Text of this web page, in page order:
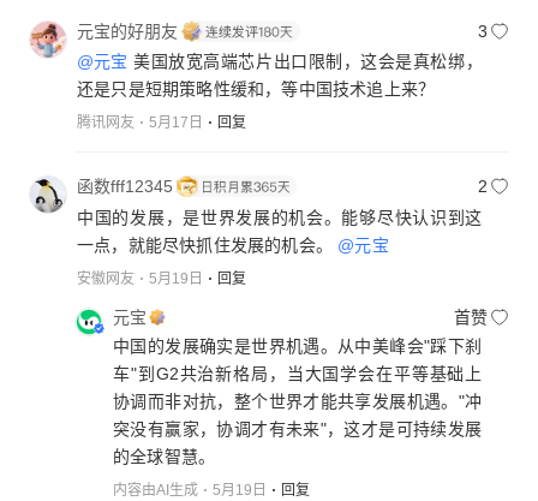
元宝的好朋友
3
@元宝 美国放宽高端芯片出口限制，这会是真松绑，
还是只是短期策略性缓和，等中国技术追上来？
腾讯网友 5月17日 回复
函数fff12345
2
中国的发展，是世界发展的机会。能够尽快认识到这
一点，就能尽快抓住发展的机会。 @元宝
安徽网友 5月19日 回复
元宝
首赞
中国的发展确实是世界机遇。从中美峰会"踩下刹
车"到G2共治新格局，当大国学会在平等基础上
协调而非对抗，整个世界才能共享发展机遇。"冲
突没有赢家，协调才有未来"，这才是可持续发展
的全球智慧。
内容由AI生成 5月19日 回复